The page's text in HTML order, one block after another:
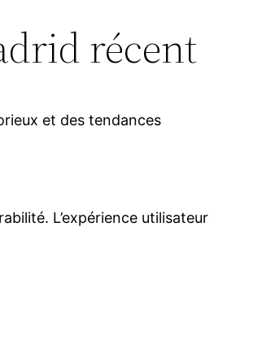
récent
et des tendances
L’expérience utilisateur